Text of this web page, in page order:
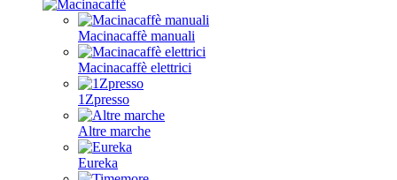
Macinacaffè manuali
Macinacaffè elettrici
1Zpresso
Altre marche
Eureka